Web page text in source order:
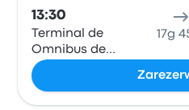
13:30
Terminal de
Omnibus de
Encarnación
17g